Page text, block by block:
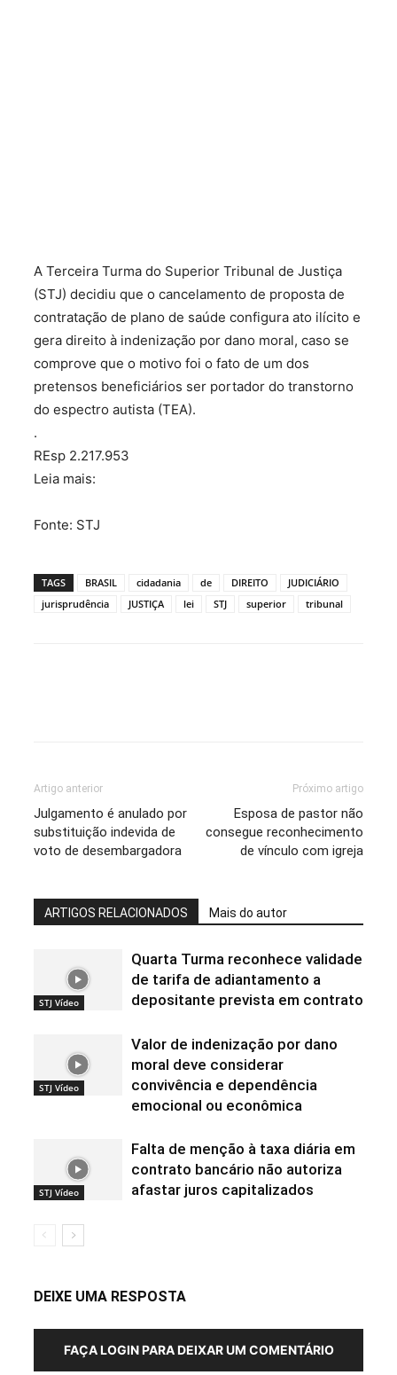
A Terceira Turma do Superior Tribunal de Justiça
(STJ) decidiu que o cancelamento de proposta de
contratação de plano de saúde configura ato ilícito e
gera direito à indenização por dano moral, caso se
comprove que o motivo foi o fato de um dos
pretensos beneficiários ser portador do transtorno
do espectro autista (TEA).
.
REsp 2.217.953
Leia mais:
Fonte: STJ
TAGS BRASIL cidadania de DIREITO
JUDICIÁRIO
jurisprudência
JUSTIÇA lei STJ superior tribunal
Artigo anterior
Julgamento é anulado por
substituição indevida de
voto de desembargadora
Próximo artigo
Esposa de pastor não
consegue reconhecimento
de vínculo com igreja
ARTIGOS RELACIONADOS Mais do autor
STJ Vídeo
Quarta Turma reconhece validade
de tarifa de adiantamento a
depositante prevista em contrato
STJ Vídeo
Valor de indenização por dano
moral deve considerar
convivência e dependência
emocional ou econômica
STJ Vídeo
Falta de menção à taxa diária em
contrato bancário não autoriza
afastar juros capitalizados
DEIXE UMA RESPOSTA
FAÇA LOGIN PARA DEIXAR UM COMENTÁRIO